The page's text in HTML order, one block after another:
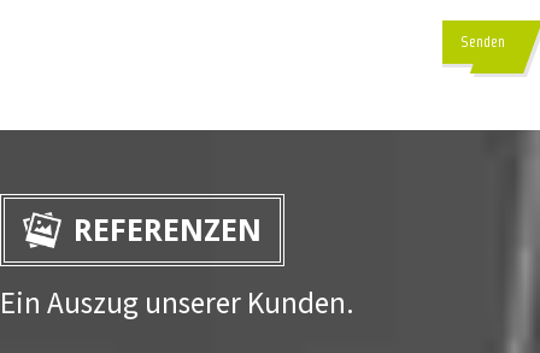
Senden
REFERENZEN
Ein Auszug unserer Kunden.